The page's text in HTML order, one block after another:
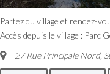
Partez du village et rendez-
Accès depuis le village : Parc
27 Rue Principale Nord,